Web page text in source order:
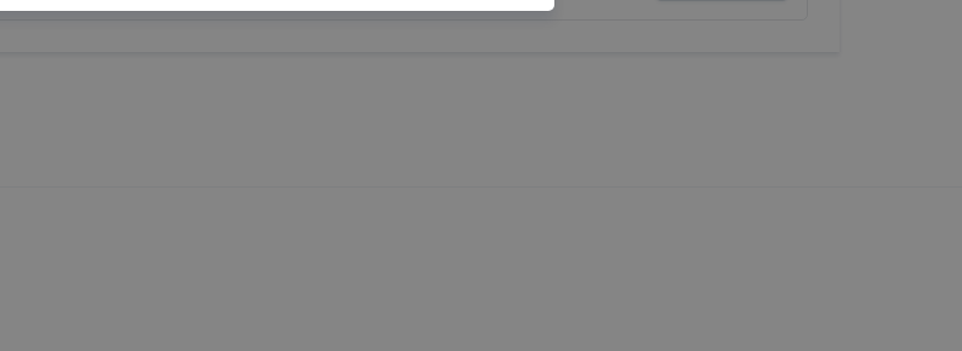
biztosítsunk Önnek még jobb felhasználói élményt, ha